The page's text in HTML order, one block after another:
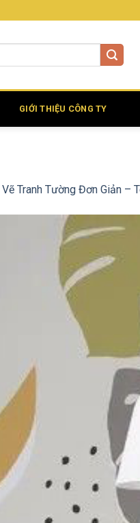
GIỚI THIỆU CÔNG TY
Vẽ Tranh Tường Đơn Giản –